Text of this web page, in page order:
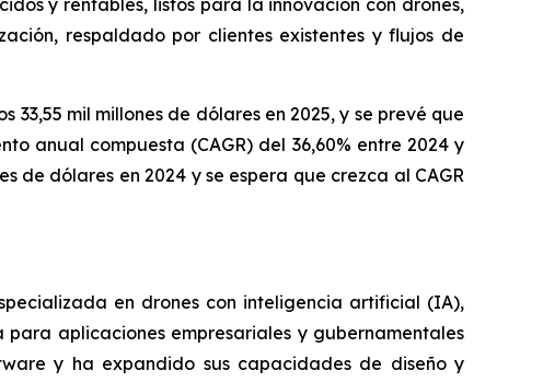
y rentables, listos para la innovación con drones,
respaldado por clientes existentes y flujos de
mil millones de dólares en 2025, y se prevé que
anual compuesta (CAGR) del 36,60% entre 2024 y
de dólares en 2024 y se espera que crezca al CAGR
en drones con inteligencia artificial (IA),
aplicaciones empresariales y gubernamentales
y ha expandido sus capacidades de diseño y